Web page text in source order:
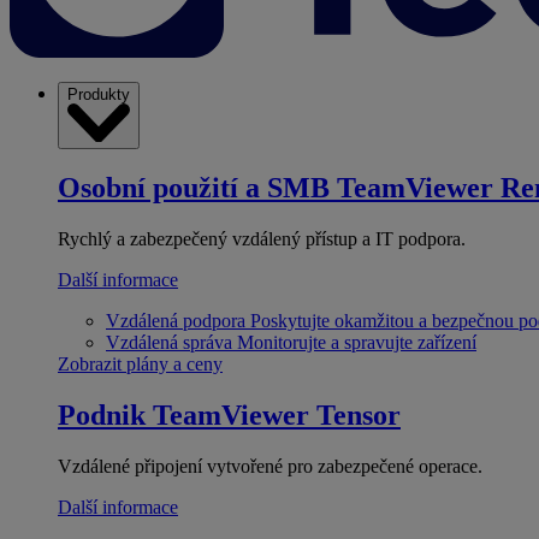
Produkty
Osobní použití a SMB TeamViewer
Rychlý a zabezpečený vzdálený přístup a IT podpora.
Další informace
Vzdálená podpora Poskytujte okamžitou a bezpečnou
Vzdálená správa Monitorujte a spravujte zařízení
Zobrazit plány a ceny
Podnik TeamViewer Tensor
Vzdálené připojení vytvořené pro zabezpečené operace.
Další informace